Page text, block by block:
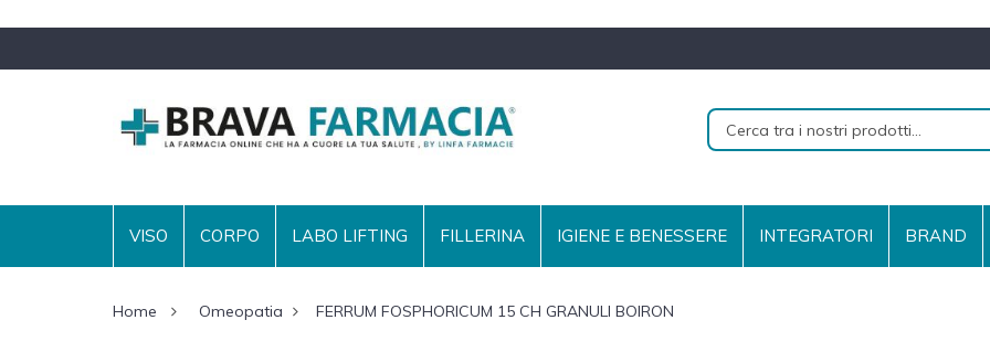
VISO CORPO LABO LIFTING FILLERINA IGIENE E BENESSERE INTEGRATORI BRAND
Home Omeopatia FERRUM FOSPHORICUM 15 CH GRANULI BOIRON